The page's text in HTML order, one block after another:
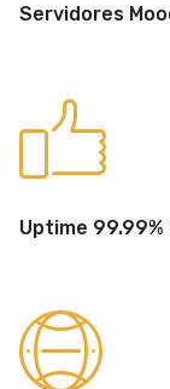
Servidores
Uptime